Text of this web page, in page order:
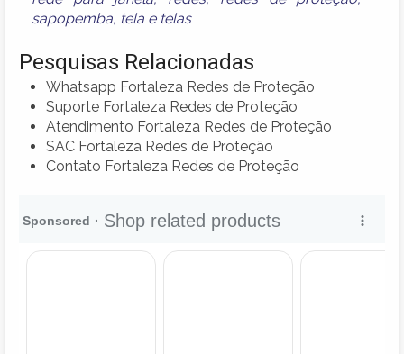
sapopemba, tela e telas
Pesquisas Relacionadas
Whatsapp Fortaleza Redes de Proteção
Suporte Fortaleza Redes de Proteção
Atendimento Fortaleza Redes de Proteção
SAC Fortaleza Redes de Proteção
Contato Fortaleza Redes de Proteção